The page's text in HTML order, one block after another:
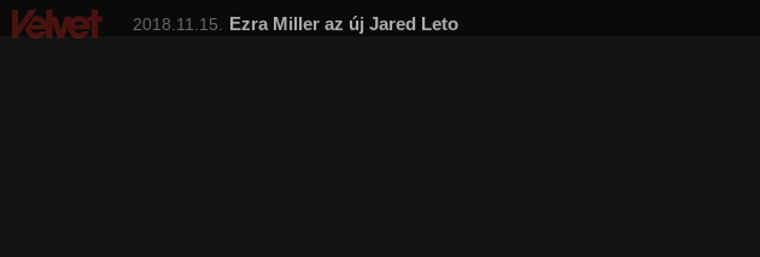
Ezra Miller az új Jared Leto
2018.11.15.